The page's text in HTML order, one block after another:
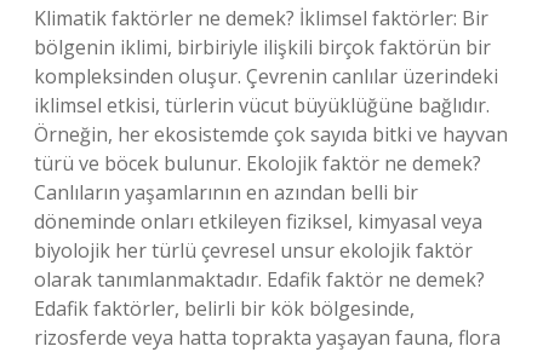
Klimatik faktörler ne demek? İklimsel faktörler: Bir
bölgenin iklimi, birbiriyle ilişkili birçok faktörün bir
kompleksinden oluşur. Çevrenin canlılar üzerindeki
iklimsel etkisi, türlerin vücut büyüklüğüne bağlıdır.
Örneğin, her ekosistemde çok sayıda bitki ve hayvan
türü ve böcek bulunur. Ekolojik faktör ne demek?
Canlıların yaşamlarının en azından belli bir
döneminde onları etkileyen fiziksel, kimyasal veya
biyolojik her türlü çevresel unsur ekolojik faktör
olarak tanımlanmaktadır. Edafik faktör ne demek?
Edafik faktörler, belirli bir kök bölgesinde,
rizosferde veya hatta toprakta yaşayan fauna, flora